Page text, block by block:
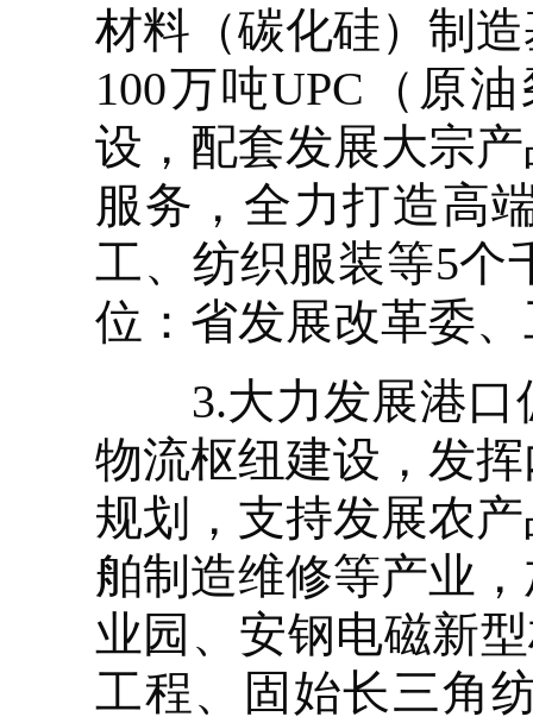
材料（碳化硅）制
100万吨UPC（原
设，配套发展大宗
服务，全力打造高
工、纺织服装等5个
位：省发展改革委
3.大力发展港口
物流枢纽建设，发
规划，支持发展农
舶制造维修等产业
业园、安钢电磁新
工程、固始长三角